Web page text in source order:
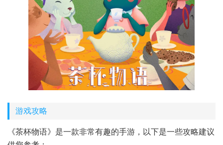
游戏攻略
《茶杯物语》是一款非常有趣的手游，以下是一些攻略建议